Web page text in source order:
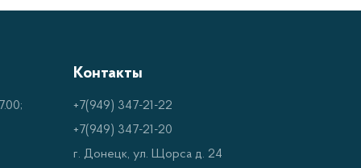
Контакты
+7(949) 347-21-22
+7(949) 347-21-20
г. Донецк, ул. Щорса д. 24